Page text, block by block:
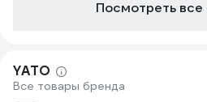
Посмотреть все
YATO
Все товары бренда